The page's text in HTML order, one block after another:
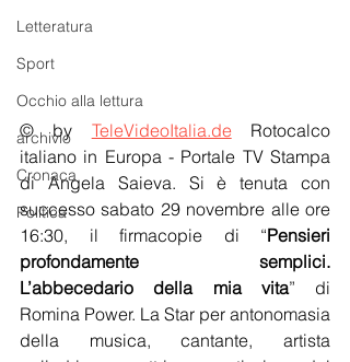
Letteratura
Sport
Occhio alla lettura
archivio
Cronaca
Politica
© by TeleVideoItalia.de Rotocalco
italiano in Europa - Portale TV Stampa
di Angela Saieva. Si è tenuta con
successo sabato 29 novembre alle ore
16:30, il firmacopie di “Pensieri
profondamente semplici.
L’abbecedario della mia vita” di
Romina Power. La Star per antonomasia
della musica, cantante, artista